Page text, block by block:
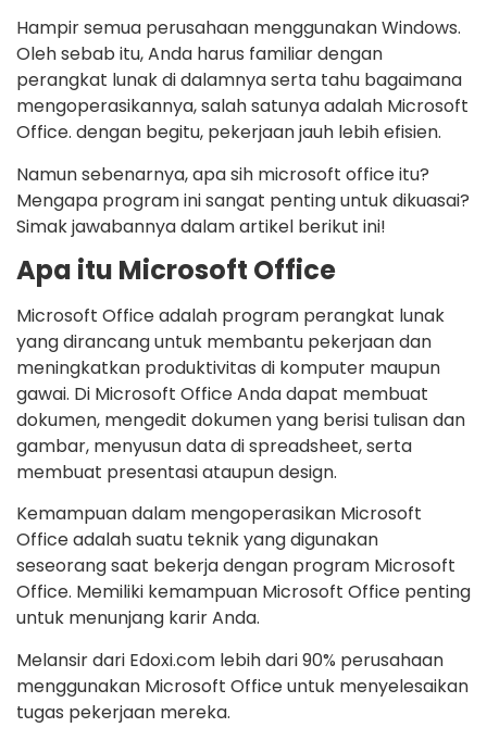
Hampir semua perusahaan menggunakan Windows.
Oleh sebab itu, Anda harus familiar dengan
perangkat lunak di dalamnya serta tahu bagaimana
mengoperasikannya, salah satunya adalah Microsoft
Office. dengan begitu, pekerjaan jauh lebih efisien.
Namun sebenarnya, apa sih microsoft office itu?
Mengapa program ini sangat penting untuk dikuasai?
Simak jawabannya dalam artikel berikut ini!
Apa itu Microsoft Office
Microsoft Office adalah program perangkat lunak
yang dirancang untuk membantu pekerjaan dan
meningkatkan produktivitas di komputer maupun
gawai. Di Microsoft Office Anda dapat membuat
dokumen, mengedit dokumen yang berisi tulisan dan
gambar, menyusun data di spreadsheet, serta
membuat presentasi ataupun design.
Kemampuan dalam mengoperasikan Microsoft
Office adalah suatu teknik yang digunakan
seseorang saat bekerja dengan program Microsoft
Office. Memiliki kemampuan Microsoft Office penting
untuk menunjang karir Anda.
Melansir dari Edoxi.com lebih dari 90% perusahaan
menggunakan Microsoft Office untuk menyelesaikan
tugas pekerjaan mereka.